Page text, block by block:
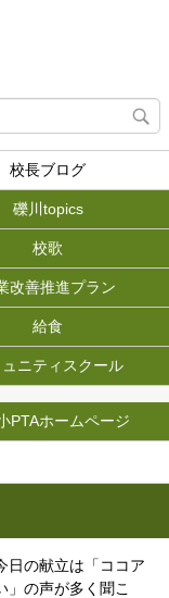
校長ブログ
礫川topics
校歌
改善推進プラン
給食
ュニティスクール
PTAホームページ
日の献立は「ココア
」の声が多く聞こ